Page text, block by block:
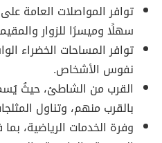
توافر المواصلات العامة
سهلًا وميسرًا للزوار
توافر المساحات الخضراء
نفوس الأشخاص.
القرب من الشاطئ، حيثُ
بالقرب منهم، وتناول
وفرة الخدمات الرياضية،